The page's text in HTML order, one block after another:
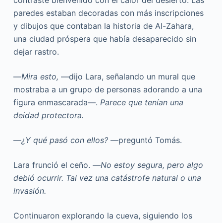
paredes estaban decoradas con más inscripciones
y dibujos que contaban la historia de Al-Zahara,
una ciudad próspera que había desaparecido sin
dejar rastro.
—Mira esto, —dijo Lara, señalando un mural que
mostraba a un grupo de personas adorando a una
figura enmascarada—. Parece que tenían una
deidad protectora.
—¿Y qué pasó con ellos?—preguntó Tomás.
Lara frunció el ceño. —No estoy segura, pero algo
debió ocurrir. Tal vez una catástrofe natural o una
invasión.
Continuaron explorando la cueva, siguiendo los